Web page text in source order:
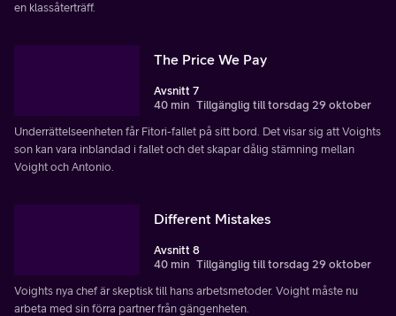
en klassåterträff.
The Price We Pay
Avsnitt 7
40 min Tillgänglig till torsdag 29 oktober
Underrättelseenheten får Fitori-fallet på sitt bord. Det visar sig att Voights
son kan vara inblandad i fallet och det skapar dålig stämning mellan
Voight och Antonio.
Different Mistakes
Avsnitt 8
40 min Tillgänglig till torsdag 29 oktober
Voights nya chef är skeptisk till hans arbetsmetoder. Voight måste nu
arbeta med sin förra partner från gängenheten.